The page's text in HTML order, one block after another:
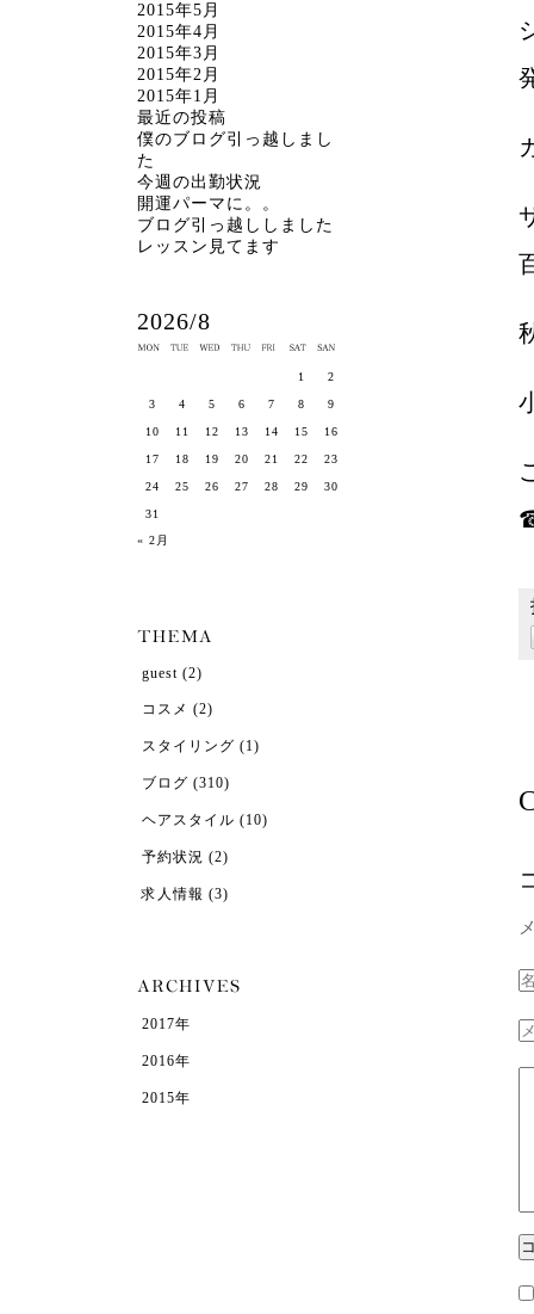
2015年5月
2015年4月
2015年3月
2015年2月
2015年1月
最近の投稿
僕のブログ引っ越しまし
た
今週の出勤状況
開運パーマに。。
ブログ引っ越ししました
レッスン見てます
2026/8
« 2月
1 2
3 4 5 6 7 8 9
10 11 12 13 14 15 16
17 18 19 20 21 22 23
24 25 26 27 28 29 30
31
guest (2)
コスメ (2)
スタイリング (1)
ブログ (310)
ヘアスタイル (10)
予約状況 (2)
求人情報 (3)
2017年
2016年
2015年